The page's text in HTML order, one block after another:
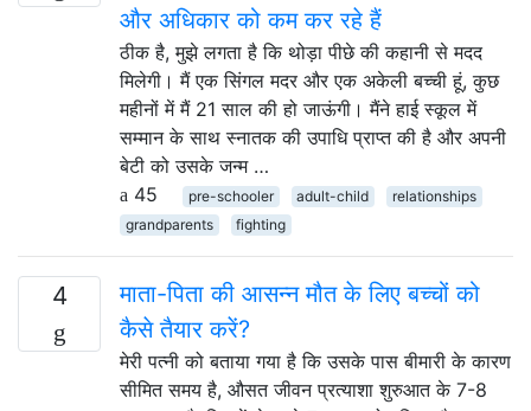
और अधिकार को कम कर रहे हैं
ठीक है, मुझे लगता है कि थोड़ा पीछे की कहानी से मदद
मिलेगी। मैं एक सिंगल मदर और एक अकेली बच्ची हूं, कुछ
महीनों में मैं 21 साल की हो जाऊंगी। मैंने हाई स्कूल में
सम्मान के साथ स्नातक की उपाधि प्राप्त की है और अपनी
बेटी को उसके जन्म …
45
pre-schooler adult-child
relationships
grandparents
fighting
4
माता-पिता की आसन्न मौत के लिए बच्चों को
कैसे तैयार करें?
मेरी पत्नी को बताया गया है कि उसके पास बीमारी के कारण
सीमित समय है, औसत जीवन प्रत्याशा शुरुआत के 7-8